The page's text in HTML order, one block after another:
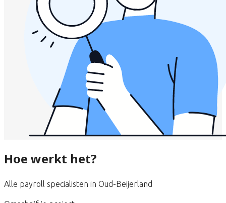
Hoe werkt het?
Alle payroll specialisten in Oud-Beijerland